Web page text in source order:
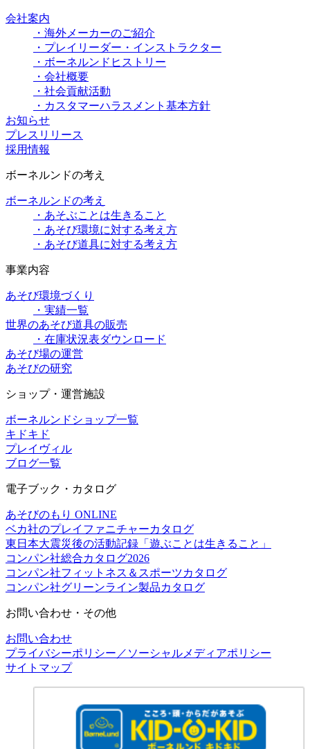
会社案内
・海外メーカーのご紹介
・プレイリーダー・インストラクター
・ボーネルンドヒストリー
・会社概要
・社会貢献活動
・カスタマーハラスメント基本方針
お知らせ
プレスリリース
採用情報
ボーネルンドの考え
ボーネルンドの考え
・あそぶことは生きること
・あそび環境に対する考え方
・あそび道具に対する考え方
事業内容
あそび環境づくり
・実績一覧
世界のあそび道具の販売
・在庫状況表ダウンロード
あそび場の運営
あそびの研究
ショップ・運営施設
ボーネルンドショップ一覧
キドキド
プレイヴィル
ブログ一覧
電子ブック・カタログ
あそびのもり ONLINE
ベカ社のプレイファニチャーカタログ
東日本大震災後の活動記録「遊ぶことは生きること」
コンパン社総合カタログ2026
コンパン社フィットネス＆スポーツカタログ
コンパン社グリーンライン製品カタログ
お問い合わせ・その他
お問い合わせ
プライバシーポリシー／ソーシャルメディアポリシー
サイトマップ